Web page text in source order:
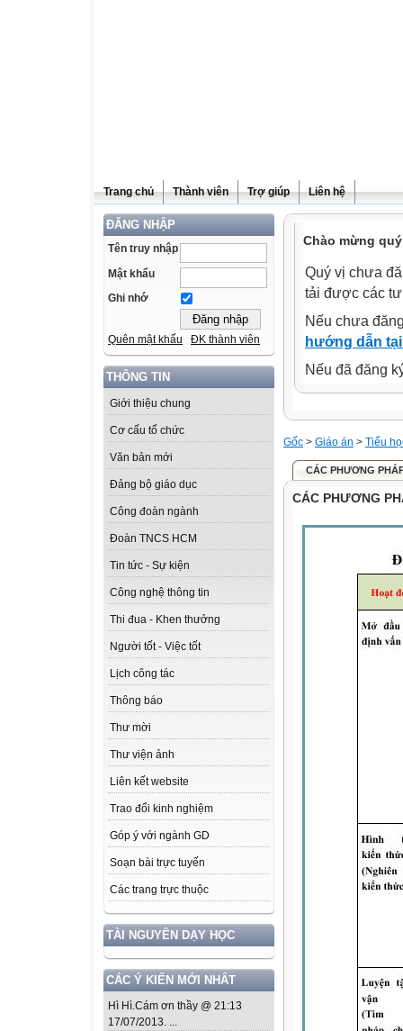
Trang chủ Thành viên Trợ giúp Liên hệ
ĐĂNG NHẬP
Tên truy nhập
Mật khẩu
Ghi nhớ
Quên mật khẩu ĐK thành viên
THÔNG TIN
Giới thiệu chung
Cơ cấu tổ chức
Văn bản mới
Đảng bộ giáo dục
Công đoàn ngành
Đoàn TNCS HCM
Tin tức - Sự kiện
Công nghệ thông tin
Thi đua - Khen thưởng
Người tốt - Việc tốt
Lịch công tác
Thông báo
Thư mời
Thư viện ảnh
Liên kết website
Trao đổi kinh nghiệm
Góp ý với ngành GD
Soạn bài trực tuyến
Các trang trực thuộc
TÀI NGUYÊN DẠY HỌC
CÁC Ý KIẾN MỚI NHẤT
Hì Hì.Cám ơn thầy @ 21:13
17/07/2013. ...
Chào mừng
Quý vị chưa
tải được các
Nếu chưa
hướng dẫn
Nếu đã đăng
Gốc > Giáo án > Tiểu
CÁC PHƯƠNG
CÁC PHƯƠNG